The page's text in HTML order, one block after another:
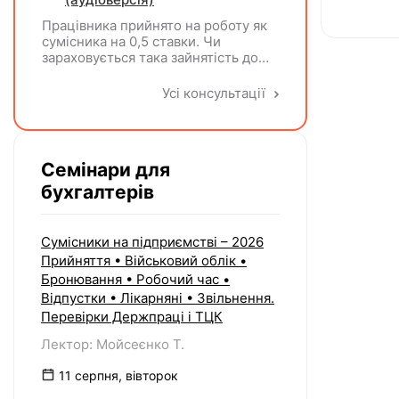
20.01.2021 р. №65?
Працівника прийнято на роботу як
сумісника на 0,5 ставки. Чи
зараховується така зайнятість до
осіб з інвалідністю відповідно до
Усі консультації
Семінари для
бухгалтерів
Сумісники на підприємстві – 2026
Прийняття • Військовий облік •
Бронювання • Робочий час •
Відпустки • Лікарняні • Звільнення.
Перевірки Держпраці і ТЦК
Лектор: Мойсеєнко Т.
11 серпня, вівторок